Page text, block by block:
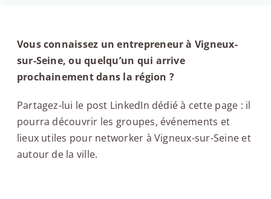
Vous connaissez un entrepreneur à Vigneux-
sur-Seine, ou quelqu’un qui arrive
prochainement dans la région ?
Partagez-lui le post LinkedIn dédié à cette page : il
pourra découvrir les groupes, événements et
lieux utiles pour networker à Vigneux-sur-Seine et
autour de la ville.